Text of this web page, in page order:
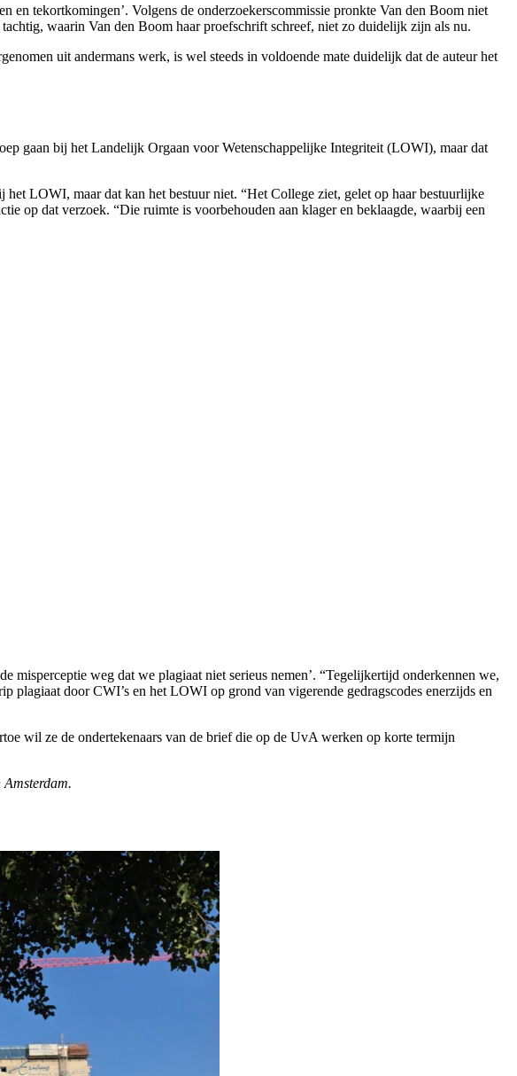
en tekortkomingen’. Volgens de onderzoekerscommissie pronkte Van den Boom niet
waarin Van den Boom haar proefschrift schreef, niet zo duidelijk zijn als nu.
uit andermans werk, is wel steeds in voldoende mate duidelijk dat de auteur het
gaan bij het Landelijk Orgaan voor Wetenschappelijke Integriteit (LOWI), maar dat
LOWI, maar dat kan het bestuur niet. “Het College ziet, gelet op haar bestuurlijke
op dat verzoek. “Die ruimte is voorbehouden aan klager en beklaagde, waarbij een
misperceptie weg dat we plagiaat niet serieus nemen’. “Tegelijkertijd onderkennen we,
plagiaat door CWI’s en het LOWI op grond van vigerende gedragscodes enerzijds en
wil ze de ondertekenaars van de brief die op de UvA werken op korte termijn
Amsterdam.